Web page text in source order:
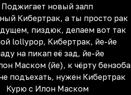
Поджигает новый залп
Кибертрак, а ты просто рак
пиздюк, делаем вот так
lollypop, Кибертрак, йе-йе
на пикап её зад, йе-йе
Маском (йе), к чёрту
подъехать, нужен Кибертрак
Курю с Илон Маском